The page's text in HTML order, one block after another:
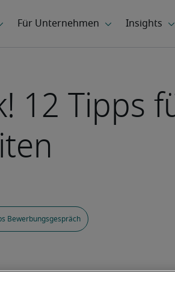
12 Tipps
Bewerbungsgespräch